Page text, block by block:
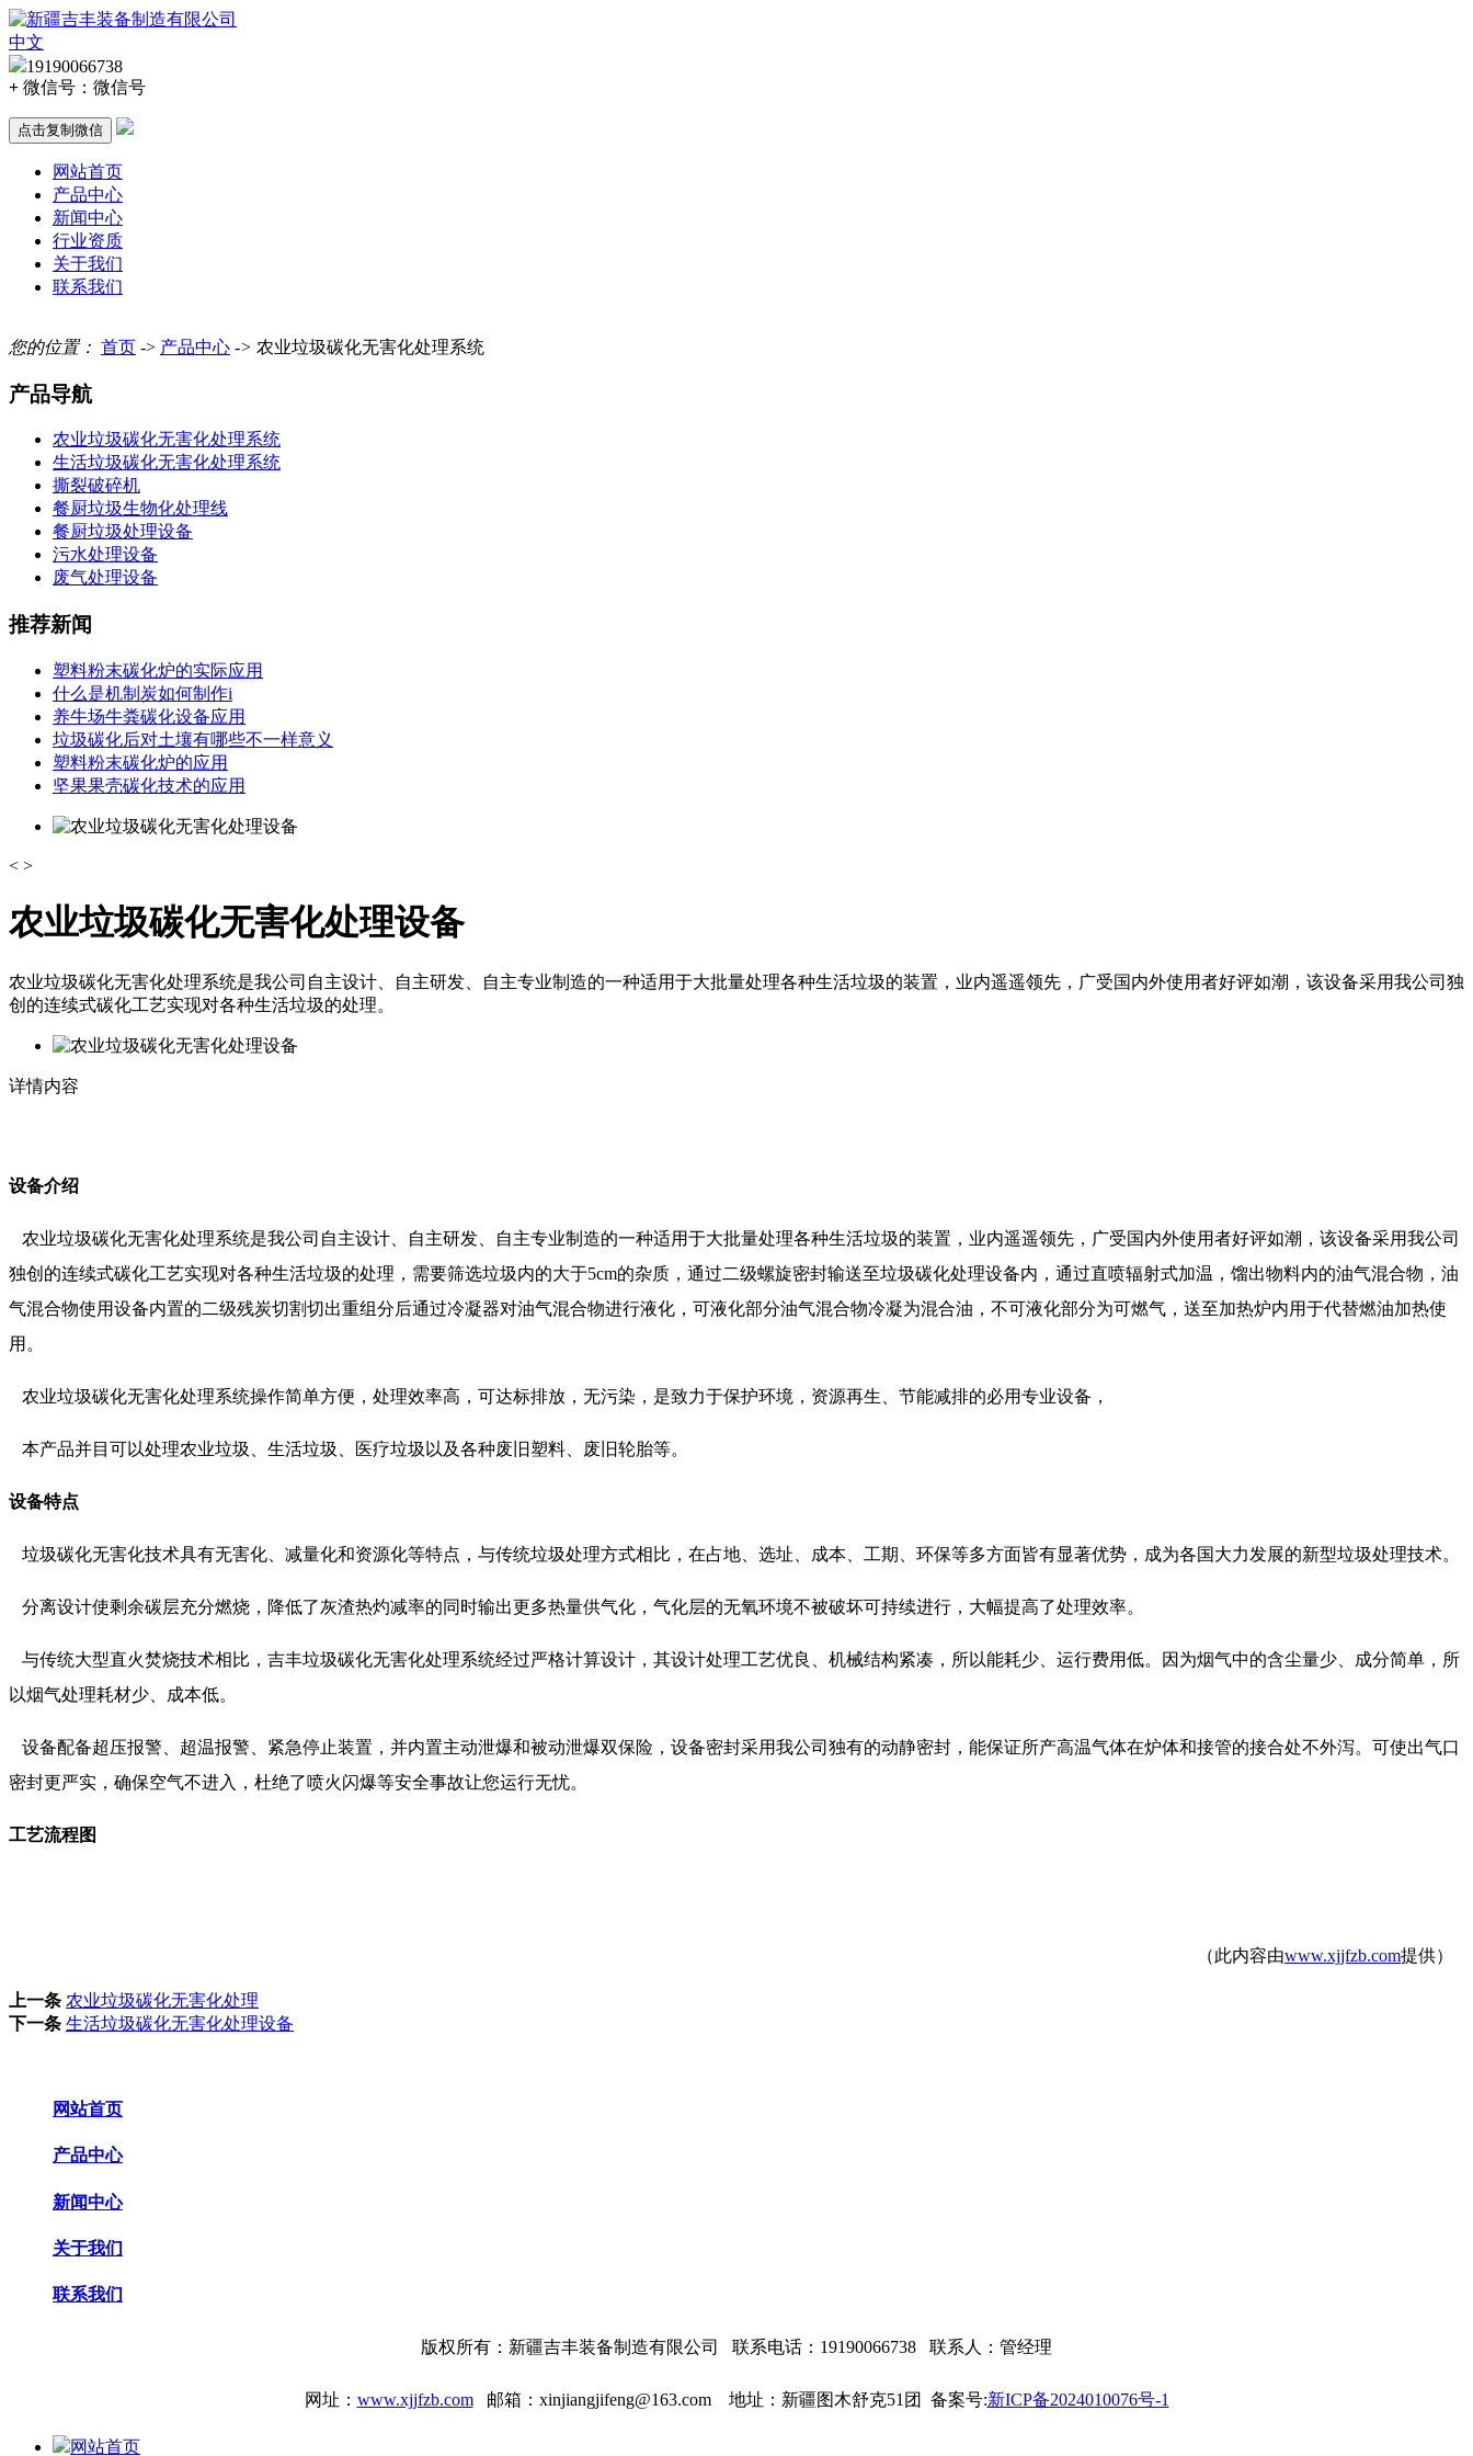
中文
19190066738
+ 微信号： 微信号
点击复制微信
网站首页
产品中心
新闻中心
行业资质
关于我们
联系我们
您的位置： 首页 -> 产品中心 -> 农业垃圾碳化无害化处理系统
产品导航
农业垃圾碳化无害化处理系统
生活垃圾碳化无害化处理系统
撕裂破碎机
餐厨垃圾生物化处理线
餐厨垃圾处理设备
污水处理设备
废气处理设备
推荐新闻
塑料粉末碳化炉的实际应用
什么是机制炭如何制作i
养牛场牛粪碳化设备应用
垃圾碳化后对土壤有哪些不一样意义
塑料粉末碳化炉的应用
坚果果壳碳化技术的应用
< >
农业垃圾碳化无害化处理设备
农业垃圾碳化无害化处理系统是我公司自主设计、自主研发、自主专业制造的一种适用于大批量处理各种生活垃圾的装置，业内遥遥领先，广受国内外使用者好评如潮，该设备采用我公司独
创的连续式碳化工艺实现对各种生活垃圾的处理。
详情内容
设备介绍
农业垃圾碳化无害化处理系统是我公司自主设计、自主研发、自主专业制造的一种适用于大批量处理各种生活垃圾的装置，业内遥遥领先，广受国内外使用者好评如潮，该设备采用我公司
独创的连续式碳化工艺实现对各种生活垃圾的处理，需要筛选垃圾内的大于5cm的杂质，通过二级螺旋密封输送至垃圾碳化处理设备内，通过直喷辐射式加温，馏出物料内的油气混合物，油
气混合物使用设备内置的二级残炭切割切出重组分后通过冷凝器对油气混合物进行液化，可液化部分油气混合物冷凝为混合油，不可液化部分为可燃气，送至加热炉内用于代替燃油加热使
用。
农业垃圾碳化无害化处理系统操作简单方便，处理效率高，可达标排放，无污染，是致力于保护环境，资源再生、节能减排的必用专业设备，
本产品并目可以处理农业垃圾、生活垃圾、医疗垃圾以及各种废旧塑料、废旧轮胎等。
设备特点
垃圾碳化无害化技术具有无害化、减量化和资源化等特点，与传统垃圾处理方式相比，在占地、选址、成本、工期、环保等多方面皆有显著优势，成为各国大力发展的新型垃圾处理技术。
分离设计使剩余碳层充分燃烧，降低了灰渣热灼减率的同时输出更多热量供气化，气化层的无氧环境不被破坏可持续进行，大幅提高了处理效率。
与传统大型直火焚烧技术相比，吉丰垃圾碳化无害化处理系统经过严格计算设计，其设计处理工艺优良、机械结构紧凑，所以能耗少、运行费用低。因为烟气中的含尘量少、成分简单，所
以烟气处理耗材少、成本低。
设备配备超压报警、超温报警、紧急停止装置，并内置主动泄爆和被动泄爆双保险，设备密封采用我公司独有的动静密封，能保证所产高温气体在炉体和接管的接合处不外泻。可使出气口
密封更严实，确保空气不进入，杜绝了喷火闪爆等安全事故让您运行无忧。
工艺流程图
（此内容由www.xjjfzb.com提供）
上一条 农业垃圾碳化无害化处理
下一条 生活垃圾碳化无害化处理设备
网站首页
产品中心
新闻中心
关于我们
联系我们
版权所有： 新疆吉丰装备制造有限公司 联系电话： 19190066738 联系人：管经理
网址： www.xjjfzb.com 邮箱：xinjiangjifeng@163.com 地址：新疆图木舒克51团 备案号:新ICP备2024010076号-1
网站首页